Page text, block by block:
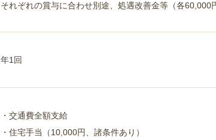
それぞれの賞与に合わせ別途、処遇改善金等（各60,000
年1回
・交通費全額支給
・住宅手当（10,000円、諸条件あり）